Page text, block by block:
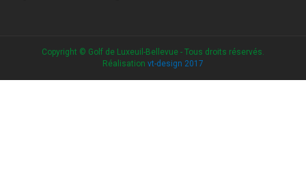
Copyright © Golf de Luxeuil-Bellevue - Tous droits réservés.
Réalisation vt-design 2017